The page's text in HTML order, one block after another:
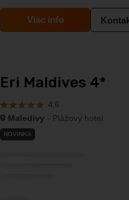
Viac info
Eri Maldives 4*
4,6
Maledivy - Plážový hotel
NOVINKA